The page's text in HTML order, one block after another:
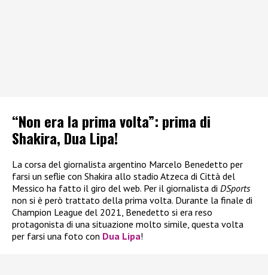
“Non era la prima volta”: prima di
Shakira, Dua Lipa!
La corsa del giornalista argentino Marcelo Benedetto per
farsi un seflie con Shakira allo stadio Atzeca di Città del
Messico ha fatto il giro del web. Per il giornalista di DSports
non si è però trattato della prima volta. Durante la finale di
Champion League del 2021, Benedetto si era reso
protagonista di una situazione molto simile, questa volta
per farsi una foto con Dua Lipa!